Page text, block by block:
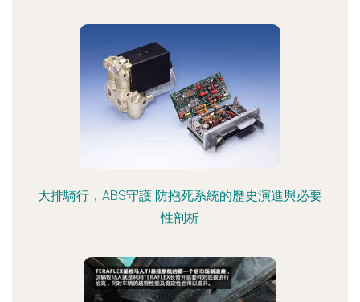
大排騎行，ABS守護 防抱死系統的歷史演進與必要
性剖析